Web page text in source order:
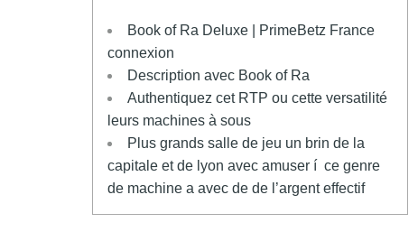
Book of Ra Deluxe | PrimeBetz France
connexion
Description avec Book of Ra
Authentiquez cet RTP ou cette versatilité
leurs machines à sous
Plus grands salle de jeu un brin de la
capitale et de lyon avec amuser í ce genre
de machine a avec de de l’argent effectif